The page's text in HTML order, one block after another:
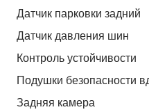
Датчик парковки задний
Датчик давления шин
Контроль устойчивости
Подушки безопасности
Задняя камера